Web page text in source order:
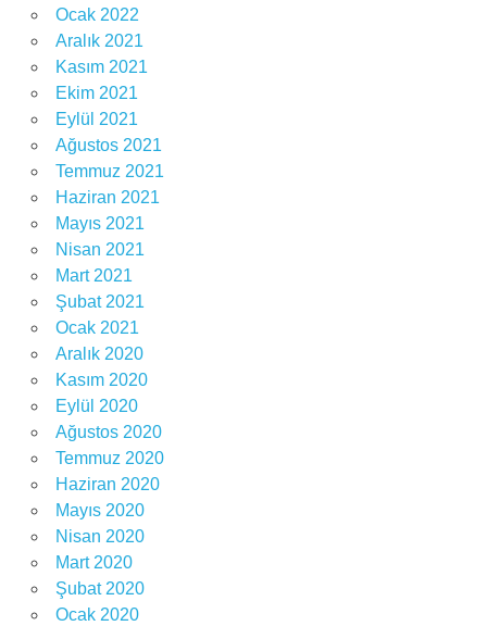
Ocak 2022
Aralık 2021
Kasım 2021
Ekim 2021
Eylül 2021
Ağustos 2021
Temmuz 2021
Haziran 2021
Mayıs 2021
Nisan 2021
Mart 2021
Şubat 2021
Ocak 2021
Aralık 2020
Kasım 2020
Eylül 2020
Ağustos 2020
Temmuz 2020
Haziran 2020
Mayıs 2020
Nisan 2020
Mart 2020
Şubat 2020
Ocak 2020